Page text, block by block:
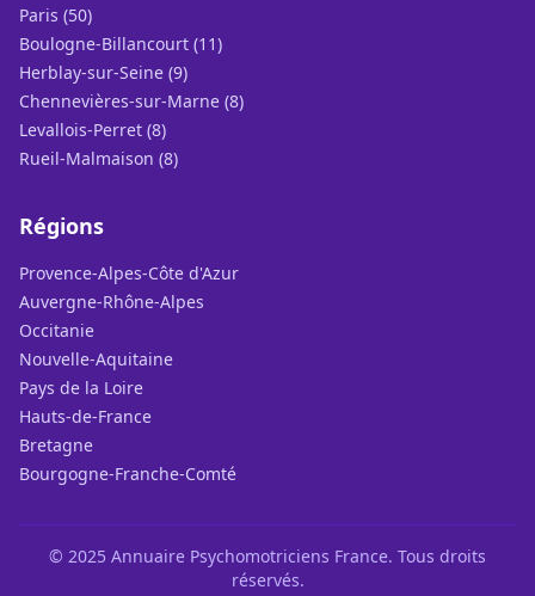
Paris (50)
Boulogne-Billancourt (11)
Herblay-sur-Seine (9)
Chennevières-sur-Marne (8)
Levallois-Perret (8)
Rueil-Malmaison (8)
Régions
Provence-Alpes-Côte d'Azur
Auvergne-Rhône-Alpes
Occitanie
Nouvelle-Aquitaine
Pays de la Loire
Hauts-de-France
Bretagne
Bourgogne-Franche-Comté
© 2025 Annuaire Psychomotriciens France. Tous droits
réservés.